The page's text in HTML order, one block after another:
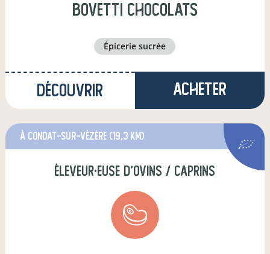
bovetti chocolats
épicerie sucrée
Découvrir Acheter
à Condat-sur-Vézère (19,3 km)
éleveur·euse d'ovins / caprins